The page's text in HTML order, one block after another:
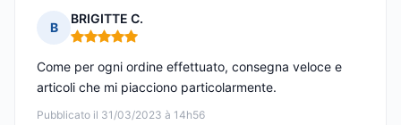
B
BRIGITTE C.
Nota: 5 su 5
Pubblicato il 31/03/2023 à 14h56
Come per ogni ordine effettuato, consegna veloce e
articoli che mi piacciono particolarmente.